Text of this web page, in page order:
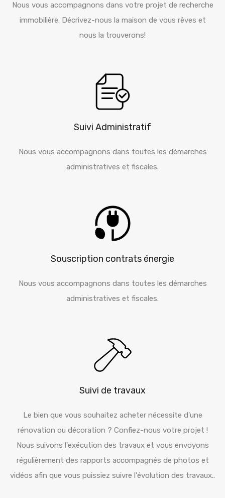
Nous vous accompagnons dans votre projet de recherche
immobilière. Décrivez-nous la maison de vous rêves et
nous la trouverons!
Suivi Administratif
Nous vous accompagnons dans toutes les démarches
administratives et fiscales.
Souscription contrats énergie
Nous vous accompagnons dans toutes les démarches
administratives et fiscales.
Suivi de travaux
Le bien que vous souhaitez acheter nécessite d'une
rénovation ou décoration ? Confiez-nous votre projet !
Nous suivons l'exécution des travaux et vous envoyons
régulièrement des rapports accompagnés de photos et
vidéos afin que vous puissiez suivre l'évolution des travaux..